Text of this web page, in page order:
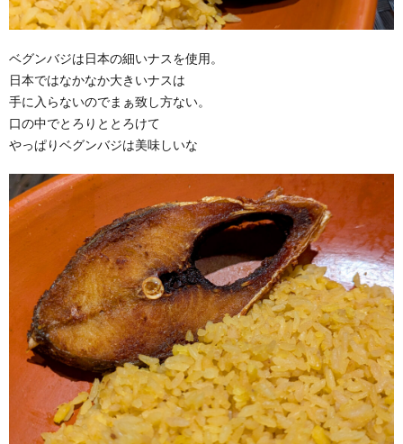
ベグンバジは日本の細いナスを使用。
日本ではなかなか大きいナスは
手に入らないのでまぁ致し方ない。
口の中でとろりととろけて
やっぱりベグンバジは美味しいな